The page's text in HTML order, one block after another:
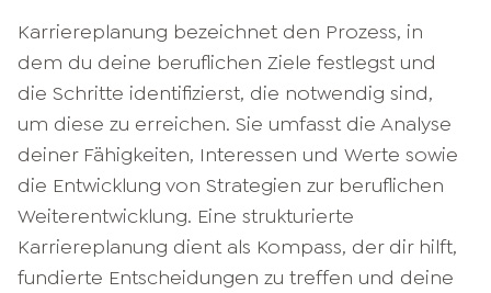
Karriereplanung bezeichnet den Prozess, in
dem du deine beruflichen Ziele festlegst und
die Schritte identifizierst, die notwendig sind,
um diese zu erreichen. Sie umfasst die Analyse
deiner Fähigkeiten, Interessen und Werte sowie
die Entwicklung von Strategien zur beruflichen
Weiterentwicklung. Eine strukturierte
Karriereplanung dient als Kompass, der dir hilft,
fundierte Entscheidungen zu treffen und deine